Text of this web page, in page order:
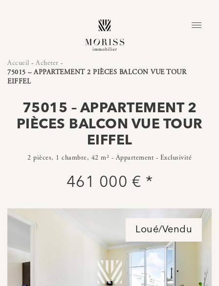
Accueil - Acheter -
75015 – APPARTEMENT 2 PIÈCES BALCON VUE TOUR
EIFFEL
75015 – APPARTEMENT 2
PIÈCES BALCON VUE TOUR
EIFFEL
2 pièces, 1 chambre, 42 m² - Appartement - Exclusivité
461 000 € *
Loué/Vendu